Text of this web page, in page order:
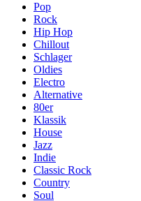
Pop
Rock
Hip Hop
Chillout
Schlager
Oldies
Electro
Alternative
80er
Klassik
House
Jazz
Indie
Classic Rock
Country
Soul